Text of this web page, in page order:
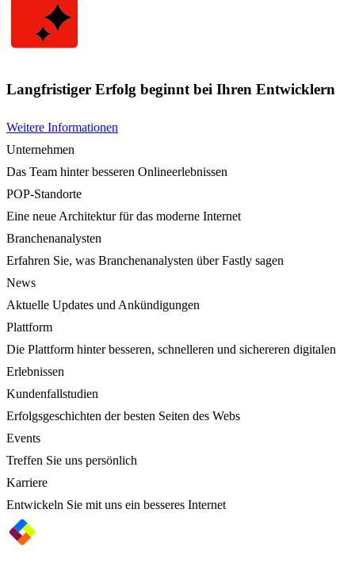
Langfristiger Erfolg beginnt bei Ihren Entwicklern
Weitere Informationen
Unternehmen
Das Team hinter besseren Onlineerlebnissen
POP-Standorte
Eine neue Architektur für das moderne Internet
Branchenanalysten
Erfahren Sie, was Branchenanalysten über Fastly sagen
News
Aktuelle Updates und Ankündigungen
Plattform
Die Plattform hinter besseren, schnelleren und sichereren digitalen
Erlebnissen
Kundenfallstudien
Erfolgsgeschichten der besten Seiten des Webs
Events
Treffen Sie uns persönlich
Karriere
Entwickeln Sie mit uns ein besseres Internet